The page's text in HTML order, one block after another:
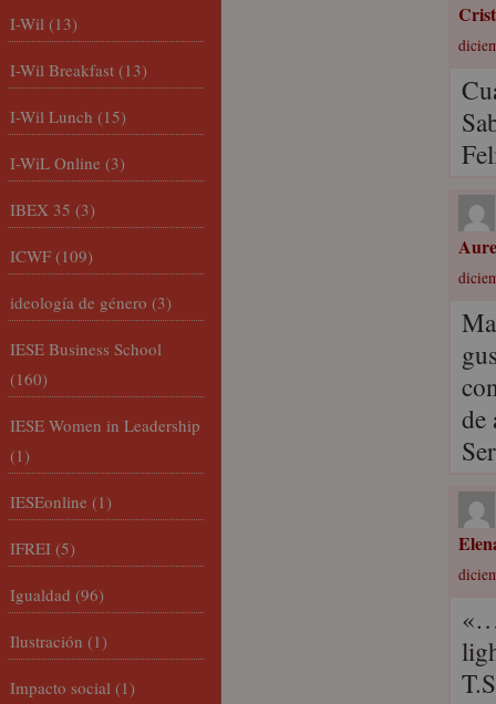
de
I-Wil (13)
I-Wil Breakfast (13)
I-Wil Lunch (15)
I-WiL Online (3)
IBEX 35 (3)
ICWF (109)
ideología de género (3)
IESE Business School
(160)
IESE Women in Leadership
(1)
IESEonline (1)
IFREI (5)
Igualdad (96)
Ilustración (1)
Impacto social (1)